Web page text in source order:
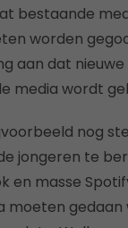
bestaande
worden
aan dat
media wordt
nog
jongeren te
en masse
moeten gedaan